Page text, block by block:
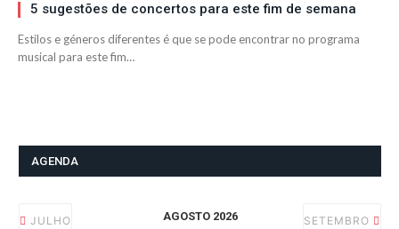
5 sugestões de concertos para este fim de semana
Estilos e géneros diferentes é que se pode encontrar no programa
musical para este fim…
AGENDA
JULHO AGOSTO 2026 SETEMBRO